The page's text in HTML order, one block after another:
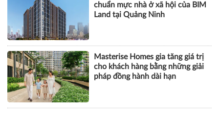
chuẩn mực nhà ở xã hội của BIM
Land tại Quảng Ninh
Masterise Homes gia tăng giá trị
cho khách hàng bằng những giải
pháp đồng hành dài hạn